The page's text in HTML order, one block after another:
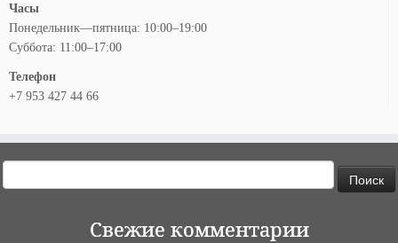
Часы
Понедельник—пятница: 10:00–19:00
Суббота: 11:00–17:00
Телефон
+7 953 427 44 66
Свежие комментарии